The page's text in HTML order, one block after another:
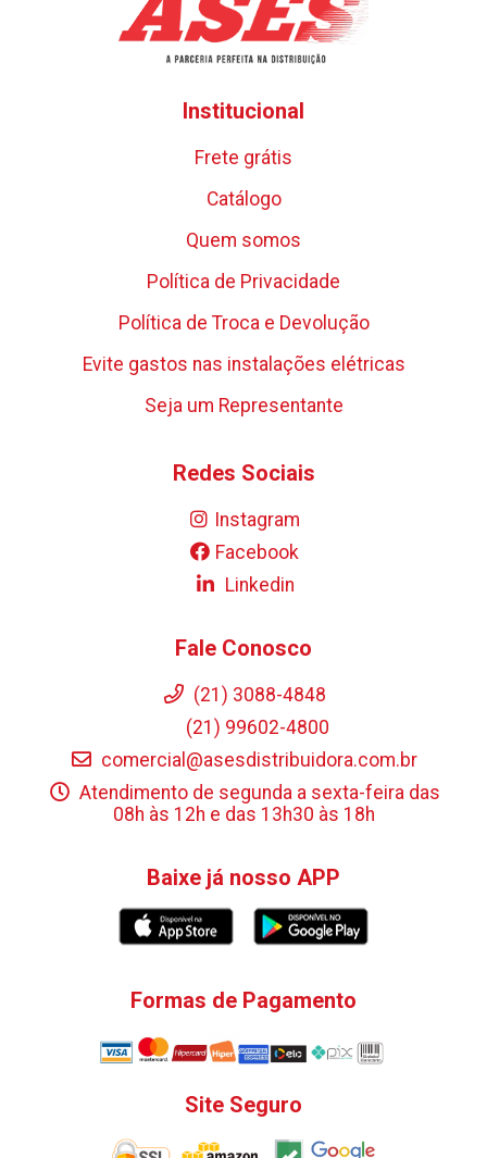
Institucional
Frete grátis
Catálogo
Quem somos
Política de Privacidade
Política de Troca e Devolução
Evite gastos nas instalações elétricas
Seja um Representante
Redes Sociais
Instagram
Facebook
Linkedin
Fale Conosco
(21) 3088-4848
(21) 99602-4800
comercial@asesdistribuidora.com.br
Atendimento de segunda a sexta-feira das
08h às 12h e das 13h30 às 18h
Baixe já nosso APP
Formas de Pagamento
Site Seguro